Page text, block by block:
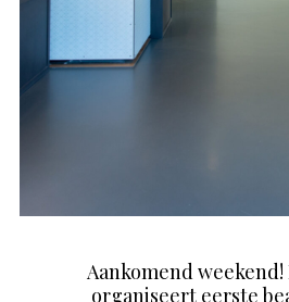
Aankomend weekend!
organiseert eerste